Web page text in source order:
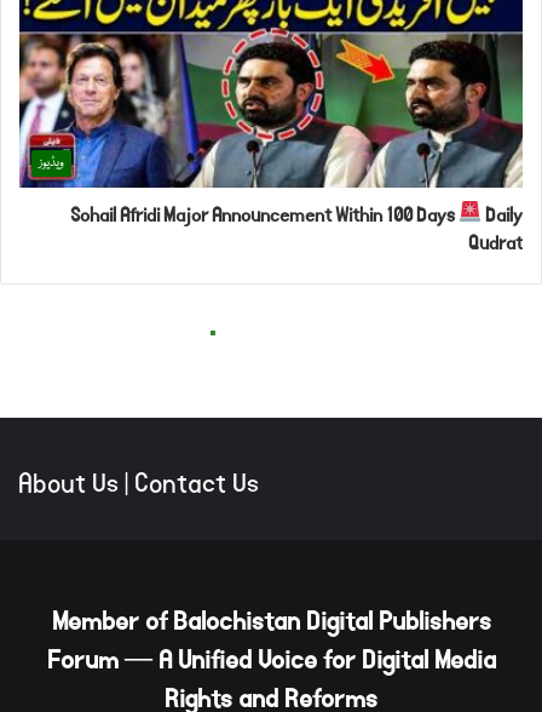
About Us|Contact Us
Member of Balochistan Digital Publishers
Forum — A Unified Voice for Digital Media
Rights and Reforms